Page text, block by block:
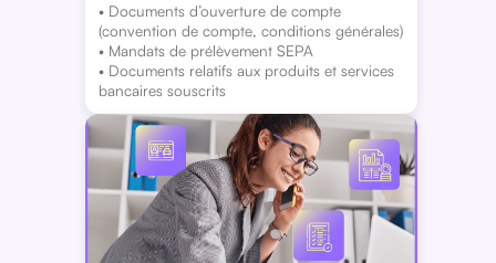
• Documents d’ouverture de compte
(convention de compte, conditions générales)
• Mandats de prélèvement SEPA
• Documents relatifs aux produits et services
bancaires souscrits